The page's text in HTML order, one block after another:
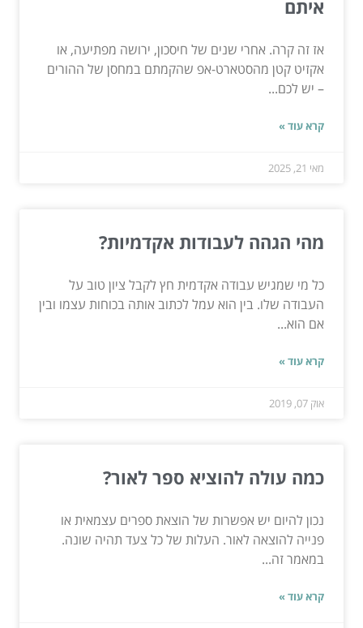
איתם
אז זה קרה. אחרי שנים של חיסכון, ירושה מפתיעה, או
אקזיט קטן מהסטארט-אפ שהקמתם במחסן של ההורים
– יש לכם...
קרא עוד »
מאי 21, 2025
מהי הגהה לעבודות אקדמיות?
כל מי שמגיש עבודה אקדמית חץ לקבל ציון טוב על
העבודה שלו. בין הוא עמל לכתוב אותה בכוחות עצמו ובין
אם הוא...
קרא עוד »
אוק 07, 2019
כמה עולה להוציא ספר לאור?
נכון להיום יש אפשרות של הוצאת ספרים עצמאית או
פנייה להוצאה לאור. העלות של כל צעד תהיה שונה.
במאמר זה...
קרא עוד »